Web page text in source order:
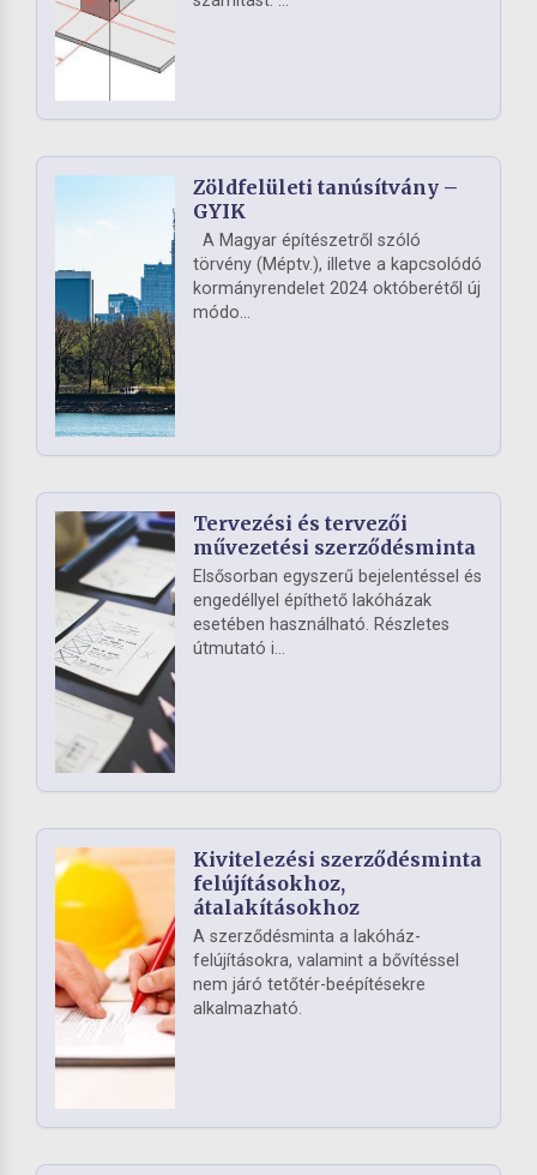
Zöldfelületi tanúsítvány –
GYIK
A Magyar építészetről szóló
törvény (Méptv.), illetve a kapcsolódó
kormányrendelet 2024 októberétől új
módo...
Tervezési és tervezői
művezetési szerződésminta
Elsősorban egyszerű bejelentéssel és
engedéllyel építhető lakóházak
esetében használható. Részletes
útmutató i...
Kivitelezési szerződésminta
felújításokhoz,
átalakításokhoz
A szerződésminta a lakóház-
felújításokra, valamint a bővítéssel
nem járó tetőtér-beépítésekre
alkalmazható.